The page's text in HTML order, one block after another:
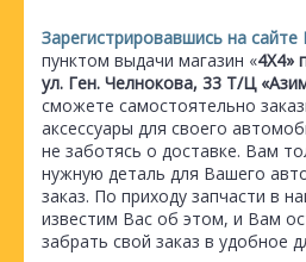
Зарегистрировавшись на сайте
пунктом выдачи магазин «4Х4»
ул. Ген. Челнокова, 33 Т/Ц
сможете самостоятельно
аксессуары для своего
не заботясь о доставке. Вам
нужную деталь для Вашего
заказ. По приходу запчасти в
известим Вас об этом, и Вам
забрать свой заказ в удобное